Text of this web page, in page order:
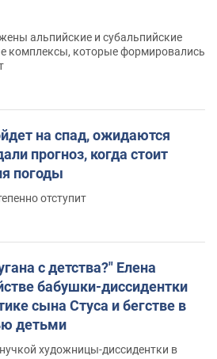
альпийские и субальпийские
комплексы, которые формировались
на спад, ожидаются
прогноз, когда стоит
погоды
отступит
с детства?" Елена
бабушки-диссидентки
сына Стуса и бегстве в
детьми
художницы-диссидентки в